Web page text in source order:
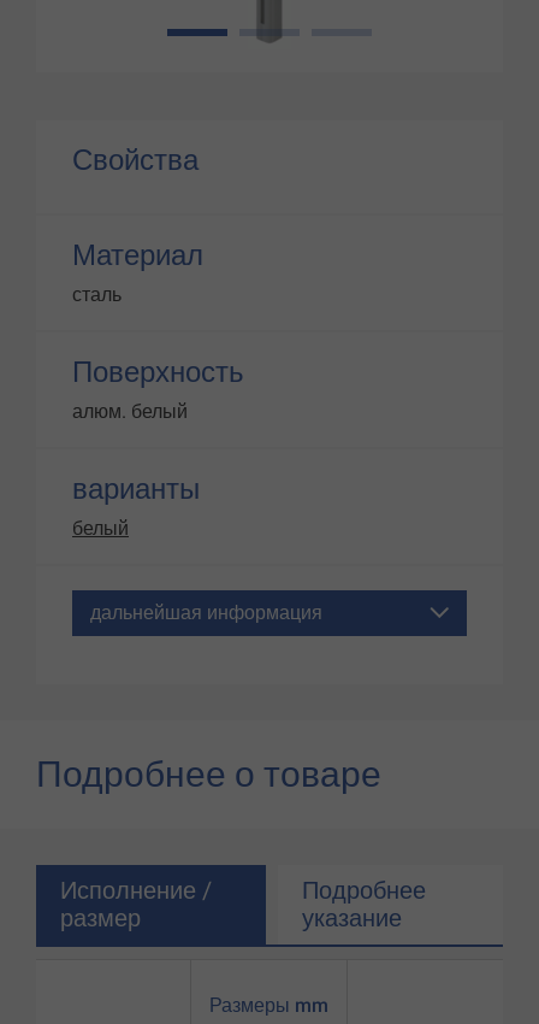
1 2
Свойства
Материал
сталь
Поверхность
алюм. белый
варианты
белый
дальнейшая информация
Подробнее о товаре
Исполнение /
размер
Подробнее
указание
Размеры mm